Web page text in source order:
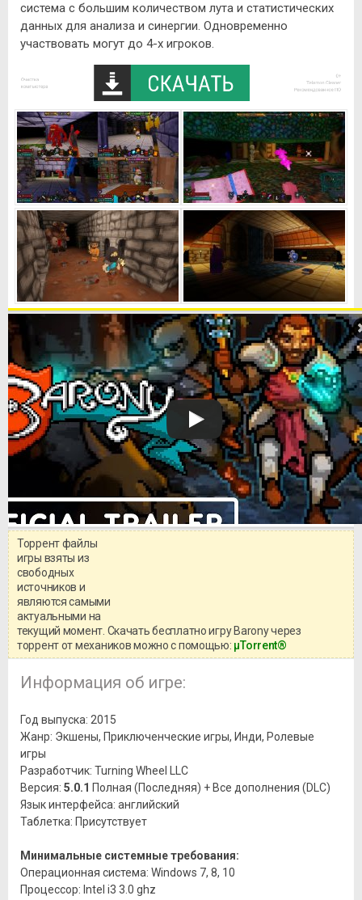
система с большим количеством лута и статистических
данных для анализа и синергии. Одновременно
участвовать могут до 4-х игроков.
Торрент файлы
игры взяты из
свободных
источников и
являются самыми
актуальными на
текущий момент. Скачать бесплатно игру Barony через
торрент от механиков можно с помощью: μTorrent®
Информация об игре:
Год выпуска: 2015
Жанр: Экшены, Приключенческие игры, Инди, Ролевые
игры
Разработчик: Turning Wheel LLC
Версия: 5.0.1 Полная (Последняя) + Все дополнения (DLC)
Язык интерфейса: английский
Таблетка: Присутствует
Минимальные системные требования:
Операционная система: Windows 7, 8, 10
Процессор: Intel i3 3.0 ghz